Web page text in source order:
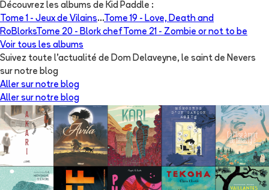
Découvrez les albums de Kid Paddle :
Tome 1 - Jeux de Vilains...Tome 19 - Love, Death and
RoBlorksTome 20 - Blork chef Tome 21 - Zombie or not to be
Voir tous les albums
Suivez toute l'actualité de Dom Delaveyne, le saint de Nevers
sur notre blog
Aller sur notre blog
Aller sur notre blog